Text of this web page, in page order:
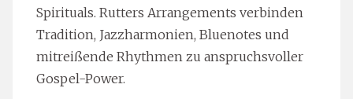
Spirituals. Rutters Arrangements verbinden
Tradition, Jazzharmonien, Bluenotes und
mitreißende Rhythmen zu anspruchsvoller
Gospel-Power.